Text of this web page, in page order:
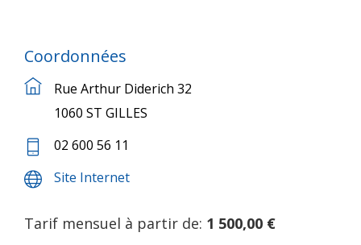
Coordonnées
Rue Arthur Diderich 32
1060 ST GILLES
02 600 56 11
Site Internet
Tarif mensuel à partir de: 1 500,00 €